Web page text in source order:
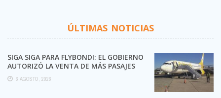
ÚLTIMAS NOTICIAS
SIGA SIGA PARA FLYBONDI: EL GOBIERNO
AUTORIZÓ LA VENTA DE MÁS PASAJES
6 AGOSTO, 2026